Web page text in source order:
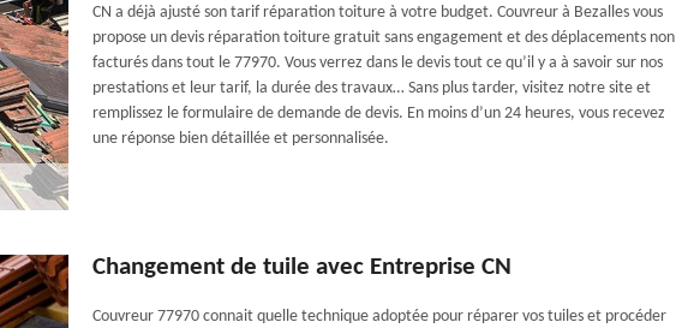
CN a déjà ajusté son tarif réparation toiture à votre budget. Couvreur à Bezalles vous
propose un devis réparation toiture gratuit sans engagement et des déplacements non
facturés dans tout le 77970. Vous verrez dans le devis tout ce qu’il y a à savoir sur nos
prestations et leur tarif, la durée des travaux… Sans plus tarder, visitez notre site et
remplissez le formulaire de demande de devis. En moins d’un 24 heures, vous recevez
une réponse bien détaillée et personnalisée.
Changement de tuile avec Entreprise CN
Couvreur 77970 connait quelle technique adoptée pour réparer vos tuiles et procéder